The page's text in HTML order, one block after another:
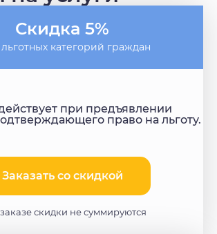
Скидка 5%
категорий граждан
при предъявлении
право на льготу.
Заказать со скидкой​
скидки не суммируются